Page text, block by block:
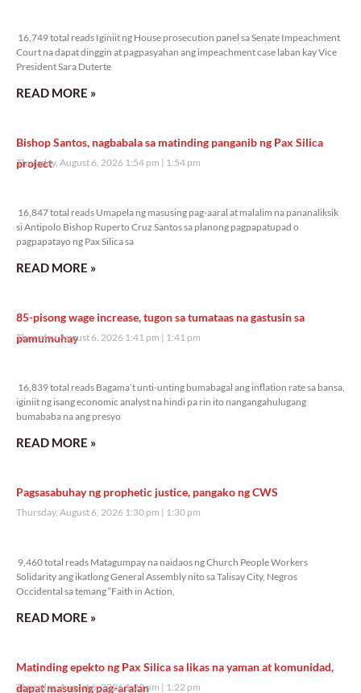
16,749 total reads Iginiit ng House prosecution panel sa Senate Impeachment
Court na dapat dinggin at pagpasyahan ang impeachment case laban kay Vice
President Sara Duterte
READ MORE »
Bishop Santos, nagbabala sa matinding panganib ng Pax Silica
project
Thursday, August 6, 2026 1:54 pm 1:54 pm
16,847 total reads Umapela ng masusing pag-aaral at malalim na pananaliksik
si Antipolo Bishop Ruperto Cruz Santos sa planong pagpapatupad o
pagpapatayo ng Pax Silica sa
READ MORE »
85-pisong wage increase, tugon sa tumataas na gastusin sa
pamumuhay
Thursday, August 6, 2026 1:41 pm 1:41 pm
16,839 total reads Bagama’t unti-unting bumabagal ang inflation rate sa bansa,
iginiit ng isang economic analyst na hindi pa rin ito nangangahulugang
bumababa na ang presyo
READ MORE »
Pagsasabuhay ng prophetic justice, pangako ng CWS
Thursday, August 6, 2026 1:30 pm 1:30 pm
9,460 total reads Matagumpay na naidaos ng Church People Workers
Solidarity ang ikatlong General Assembly nito sa Talisay City, Negros
Occidental sa temang “Faith in Action,
READ MORE »
Matinding epekto ng Pax Silica sa likas na yaman at komunidad,
dapat masusing pag-aralan
Thursday, August 6, 2026 1:22 pm 1:22 pm